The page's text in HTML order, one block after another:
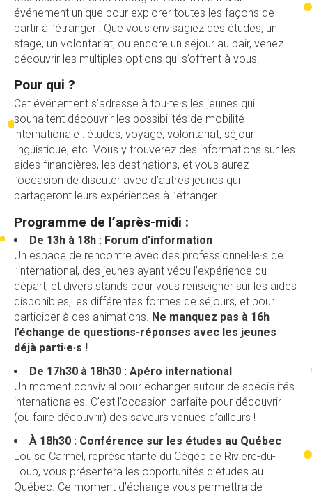
événement unique pour explorer toutes les façons de
partir à l’étranger ! Que vous envisagiez des études, un
stage, un volontariat, ou encore un séjour au pair, venez
découvrir les multiples options qui s’offrent à vous.
Pour qui ?
Cet événement s’adresse à tou·te·s les jeunes qui
souhaitent découvrir les possibilités de mobilité
internationale : études, voyage, volontariat, séjour
linguistique, etc. Vous y trouverez des informations sur les
aides financières, les destinations, et vous aurez
l’occasion de discuter avec d’autres jeunes qui
partageront leurs expériences à l’étranger.
Programme de l’après-midi :
De 13h à 18h : Forum d’information
Un espace de rencontre avec des professionnel·le·s de
l’international, des jeunes ayant vécu l’expérience du
départ, et divers stands pour vous renseigner sur les aides
disponibles, les différentes formes de séjours, et pour
participer à des animations. Ne manquez pas à 16h
l’échange de questions-réponses avec les jeunes
déjà parti·e·s !
De 17h30 à 18h30 : Apéro international
Un moment convivial pour échanger autour de spécialités
internationales. C’est l’occasion parfaite pour découvrir
(ou faire découvrir) des saveurs venues d’ailleurs !
À 18h30 : Conférence sur les études au Québec
Louise Carmel, représentante du Cégep de Rivière-du-
Loup, vous présentera les opportunités d’études au
Québec. Ce moment d’échange vous permettra de